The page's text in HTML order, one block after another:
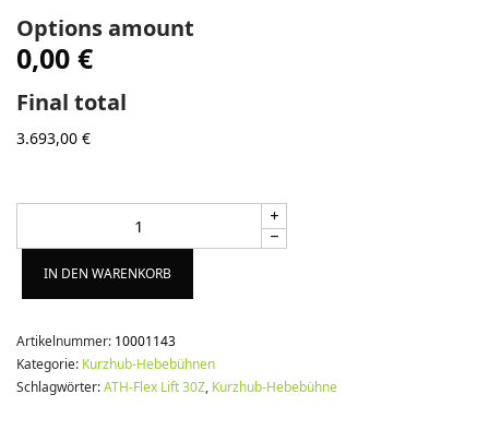
Options amount
0,00 €
Final total
3.693,00 €
IN DEN WARENKORB
Artikelnummer: 10001143
Kategorie: Kurzhub-Hebebühnen
Schlagwörter:ATH-Flex Lift 30Z, Kurzhub-Hebebühne